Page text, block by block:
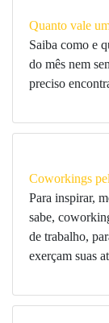
Quanto vale
Saiba como e
do mês nem
preciso
Coworkings
Para inspirar,
sabe,
de trabalho,
exerçam suas